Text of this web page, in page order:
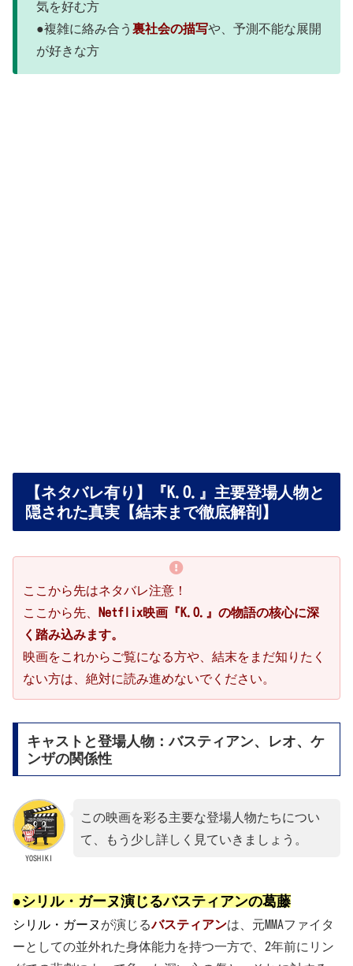
気を好む方
●複雑に絡み合う 裏社会の描写や、予測不能な展開
が好きな方
【ネタバレ有り】『K.O.』主要登場人物と
隠された真実【結末まで徹底解剖】
ここから先はネタバレ注意！
ここから先、
Netflix映画『K.O.』の物語の核心に深
く踏み込みます。
映画をこれからご覧になる方や、結末をまだ知りたく
ない方は、絶対に読み進めないでください。
キャストと登場人物：バスティアン、レオ、ケ
ンザの関係性
YOSHIKI
この映画を彩る主要な登場人物たちについ
て、もう少し詳しく見ていきましょう。
●シリル・ガーヌ演じるバスティアンの葛藤
シリル・ガーヌ が演じるバスティアンは、元MMAファイタ
ーとしての並外れた身体能力を持つ一方で、2年前にリン